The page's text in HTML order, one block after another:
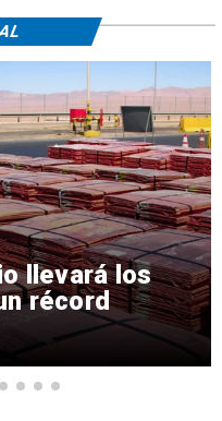
llevará los
récord